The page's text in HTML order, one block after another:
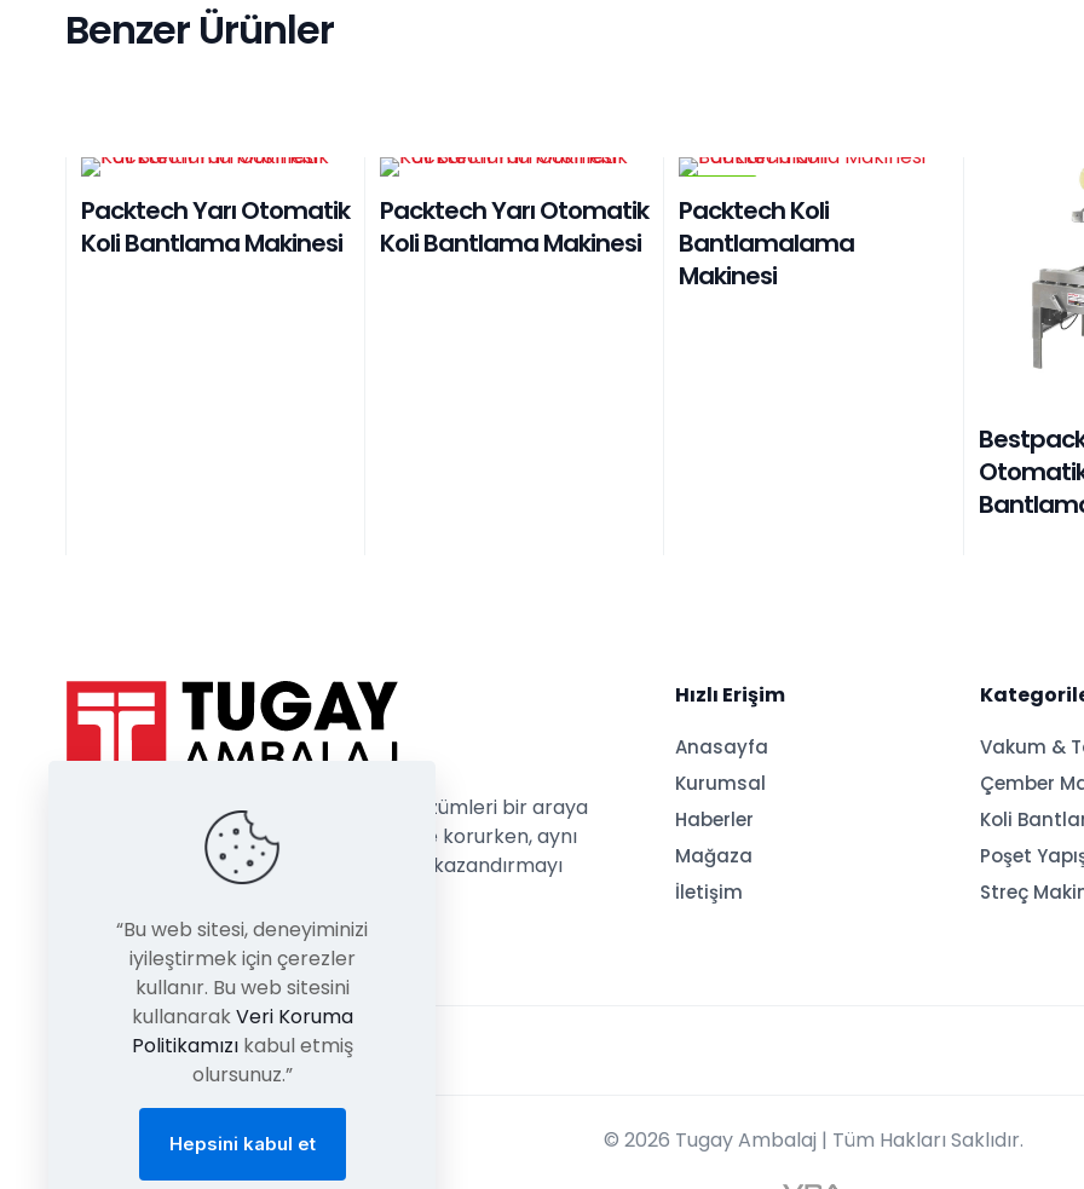
Benzer Ürünler
Packtech Yarı Otomatik
Koli Bantlama Makinesi
Packtech Yarı Otomatik
Koli Bantlama Makinesi
Packtech Koli
Bantlamalama
Makinesi
Ambalajda güveni, hızı ve ekonomik çözümleri bir araya
getiriyoruz. Ürünlerinizi en doğru şekilde korurken, aynı
zamanda güçlü ve estetik bir görünüm kazandırmayı
Hızlı Erişim
Anasayfa
Kurumsal
Haberler
Mağaza
İletişim
Vakum &
Çember
Koli
Poşet
Streç
© 2026 Tugay Ambalaj | Tüm Hakları Saklıdır.
“Bu web sitesi, deneyiminizi
iyileştirmek için çerezler
kullanır. Bu web sitesini
kullanarakVeri Koruma
Politikamızıkabul etmiş
olursunuz.”
Hepsini kabul et